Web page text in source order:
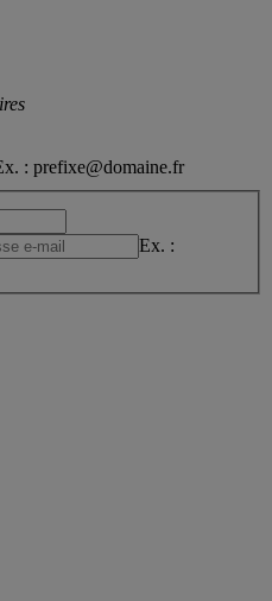
: prefixe@domaine.fr
Ex. :